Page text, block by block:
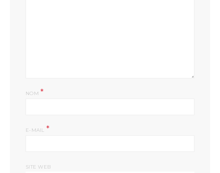
NOM *
E-MAIL *
SITE WEB